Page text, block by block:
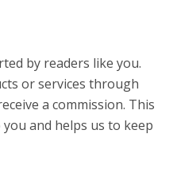
by readers like you.
or services through
a commission. This
and helps us to keep